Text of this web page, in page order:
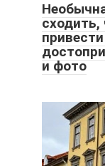
сходить,
и фото